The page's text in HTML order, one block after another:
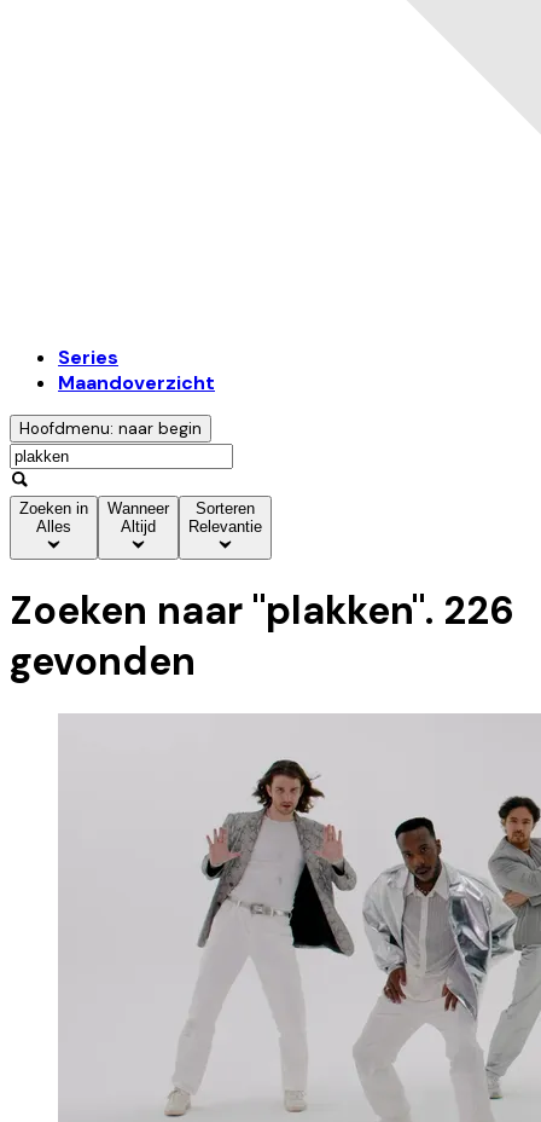
Series
Maandoverzicht
Hoofdmenu: naar begin
Zoeken in
Alles
Wanneer
Altijd
Sorteren
Relevantie
Zoeken naar "plakken". 226
gevonden